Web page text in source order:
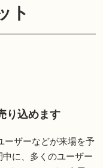
ト
り込めます
ーザーなどが来場を予
に、多くのユーザー